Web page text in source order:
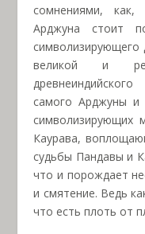
сомнениями,
Арджуна стоит
символизирующего
великой и
самого Арджуны и
символизирующих
Каурава,
судьбы Пандавы и
что и порождает
и смятение. Ведь
что есть плоть от